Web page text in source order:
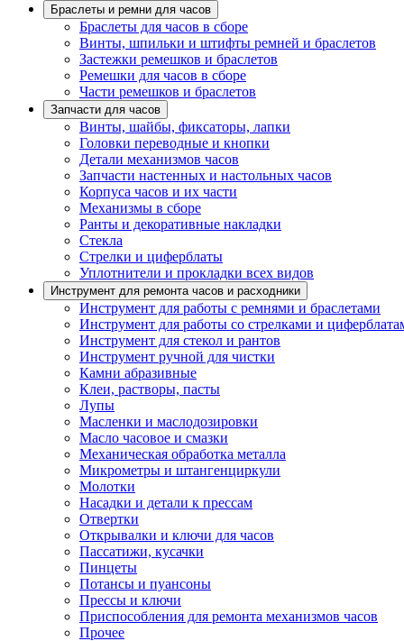
Браслеты и ремни для часов
Браслеты для часов в сборе
Винты, шпильки и штифты ремней и браслетов
Застежки ремешков и браслетов
Ремешки для часов в сборе
Части ремешков и браслетов
Запчасти для часов
Винты, шайбы, фиксаторы, лапки
Головки переводные и кнопки
Детали механизмов часов
Запчасти настенных и настольных часов
Корпуса часов и их части
Механизмы в сборе
Ранты и декоративные накладки
Стекла
Стрелки и циферблаты
Уплотнители и прокладки всех видов
Инструмент для ремонта часов и расходники
Инструмент для работы с ремнями и браслетами
Инструмент для работы со стрелками и
Инструмент для стекол и рантов
Инструмент ручной для чистки
Камни абразивные
Клеи, растворы, пасты
Лупы
Масленки и маслодозировки
Масло часовое и смазки
Механическая обработка металла
Микрометры и штангенциркули
Молотки
Насадки и детали к прессам
Отвертки
Открывалки и ключи для часов
Пассатижи, кусачки
Пинцеты
Потансы и пуансоны
Прессы и ключи
Приспособления для ремонта механизмов часов
Прочее